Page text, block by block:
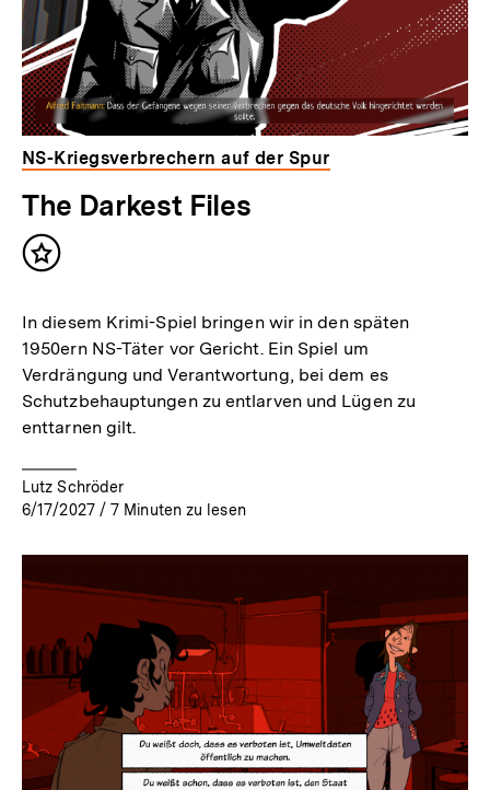
NS-Kriegsverbrechern auf der Spur
The Darkest Files
Inhalt
In diesem Krimi-Spiel bringen wir in den späten
1950ern NS-Täter vor Gericht. Ein Spiel um
Verdrängung und Verantwortung, bei dem es
Schutzbehauptungen zu entlarven und Lügen zu
enttarnen gilt.
Lutz Schröder
6/17/2027 / 7 Minuten zu lesen